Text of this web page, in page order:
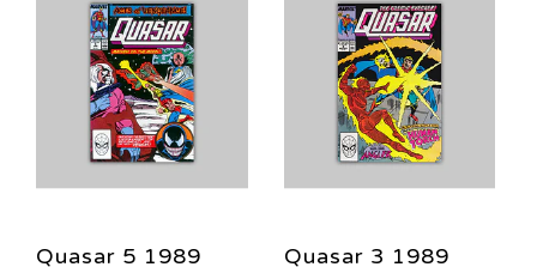
Quasar 5 1989
Quasar 3 1989